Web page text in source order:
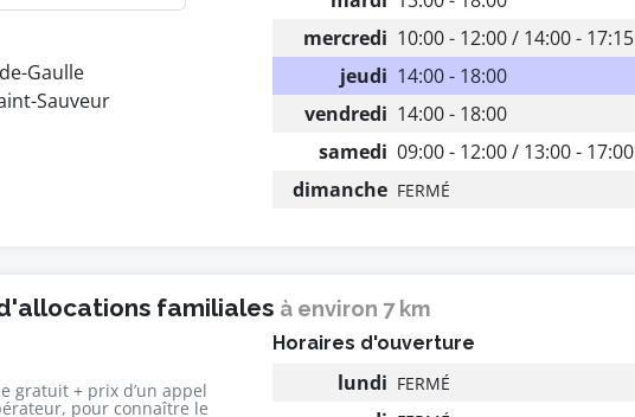
Gaulle
Sauveur
mercredi 10:00 - 12:00 / 14:00 - 17:15
jeudi 14:00 - 18:00
vendredi 14:00 - 18:00
samedi 09:00 - 12:00 / 13:00 - 17:00
dimanche FERMÉ
familiales à environ 7 km
gratuit + prix d’un appel
pour connaître le
Horaires d'ouverture
lundi FERMÉ